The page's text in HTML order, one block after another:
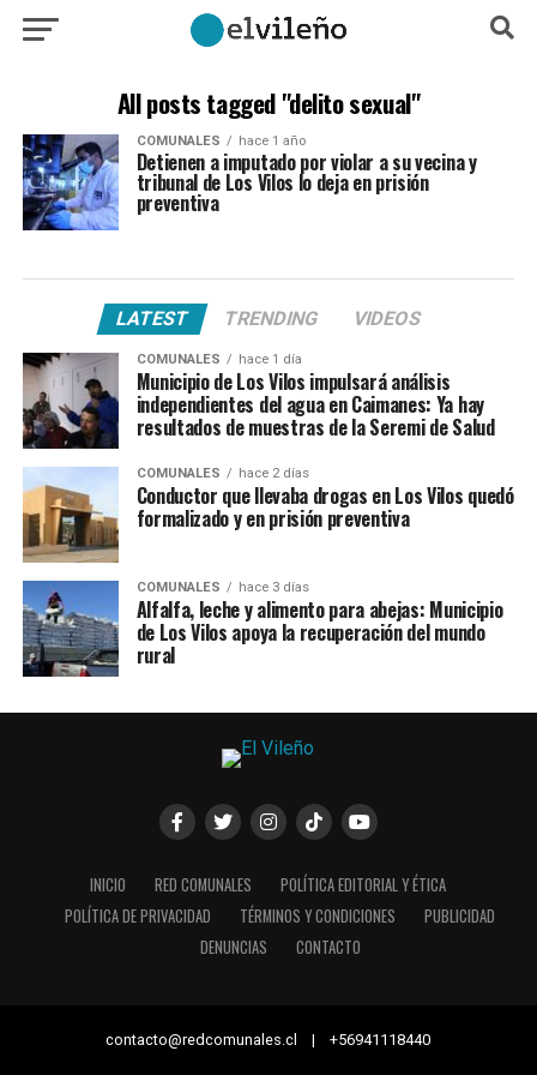
All posts tagged "delito sexual"
COMUNALES hace 1 año
Detienen a imputado por violar a su vecina y
tribunal de Los Vilos lo deja en prisión
preventiva
LATEST TRENDING VIDEOS
COMUNALES hace 1 día
Municipio de Los Vilos impulsará análisis
independientes del agua en Caimanes: Ya hay
resultados de muestras de la Seremi de Salud
COMUNALES hace 2 días
Conductor que llevaba drogas en Los Vilos quedó
formalizado y en prisión preventiva
COMUNALES hace 3 días
Alfalfa, leche y alimento para abejas: Municipio
de Los Vilos apoya la recuperación del mundo
rural
INICIO RED COMUNALES
POLÍTICA EDITORIAL Y ÉTICA
POLÍTICA DE PRIVACIDAD
TÉRMINOS Y CONDICIONES
PUBLICIDAD
DENUNCIAS
CONTACTO
contacto@redcomunales.cl | +56941118440